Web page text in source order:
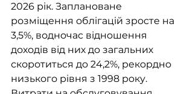
2026 рік. Заплановане
розміщення облігацій зросте на
3,5%, водночас відношення
доходів від них до загальних
скоротиться до 24,2%, рекордно
низького рівня з 1998 року.